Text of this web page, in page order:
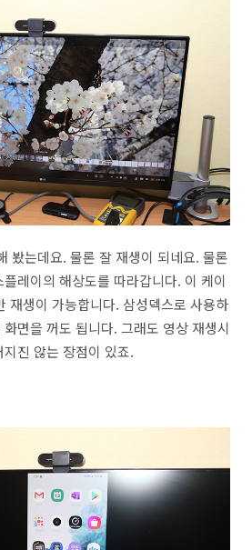
봤는데요. 물론 잘 재생이 되네요. 물론
레이의 해상도를 따라갑니다. 이 케이
재생이 가능합니다. 삼성덱스로 사용하
면을 꺼도 됩니다. 그래도 영상 재생시
진 않는 장점이 있죠.